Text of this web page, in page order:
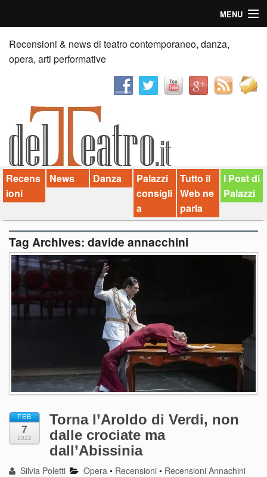
MENU
Home
Recensioni
News
Palazzi consiglia
Video
Chi siamo
Contatti
dT in English
Recensioni & news di teatro contemporaneo, danza,
opera, arti performative
Recens
ioni
News Danza
Palazzi
consigli
a
Tutto il
Web ne
parla
I Post di
Palazzi
Tag Archives: davide annacchini
FEB
7
2022
Torna l’Aroldo di Verdi, non
dalle crociate ma
dall’Abissinia
Silvia Poletti Opera • Recensioni • Recensioni Annachini